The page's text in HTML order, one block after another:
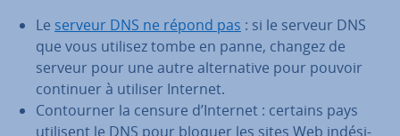
Le serveur DNS ne répond pas : si le serveur DNS
que vous utilisez tombe en panne, changez de
serveur pour une autre al­ter­na­tive pour pouvoir
continuer à utiliser Internet.
Con­tour­ner la censure d’Internet : certains pays
utilisent le DNS pour bloquer les sites Web in­dé­si­